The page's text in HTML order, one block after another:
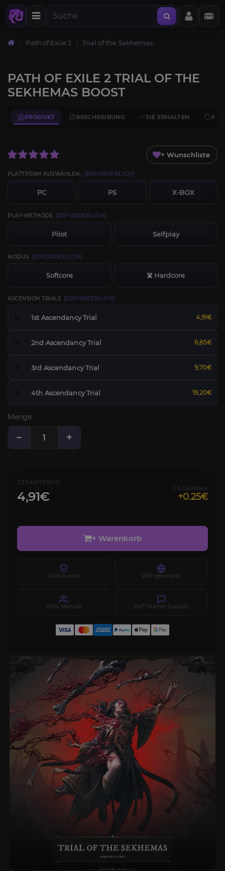
Path of Exile 2 Trial of the Sekhemas
PATH OF EXILE 2 TRIAL OF THE
SEKHEMAS BOOST
PRODUKT BESCHREIBUNG SIE ERHALTEN
+ Wunschliste
PLATTFORM AUSWÄHLEN: [ERFORDERLICH]
PC PS X-BOX
PLAY-METHODE [ERFORDERLICH]
Pilot Selfplay
MODUS [ERFORDERLICH]
Softcore ☠️ Hardcore
ASCENSION TRIALS [ERFORDERLICH]
1st Ascendancy Trial 4,91€
2nd Ascendancy Trial 6,85€
3rd Ascendancy Trial 9,70€
4th Ascendancy Trial 19,20€
Menge
− +
GESAMTPREIS
4,91€
5 % Cashback
+0.25€
+ Warenkorb
Geld-zurück VPN-geschützt
100% Manuell 24/7 Human Support